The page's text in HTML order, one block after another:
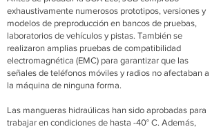
exhaustivamente numerosos prototipos, versiones y
modelos de preproducción en bancos de pruebas,
laboratorios de vehículos y pistas. También se
realizaron amplias pruebas de compatibilidad
electromagnética (EMC) para garantizar que las
señales de teléfonos móviles y radios no afectaban a
la máquina de ninguna forma.
Las mangueras hidraúlicas han sido aprobadas para
trabajar en condiciones de hasta -40° C. Además,